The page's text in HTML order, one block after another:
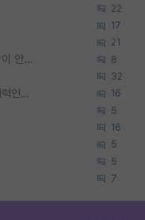
22
17
21
석박사 과정 합격하고, 컨택했던교수님이 연락이 안됩니다... 8
32
박사진학하기에 2억은 괜찮은 (?) 정도의 경제력인가요 16
5
16
5
5
7